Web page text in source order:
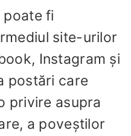
poate fi
site-urilor
Instagram și
postări care
privire asupra
a poveștilor